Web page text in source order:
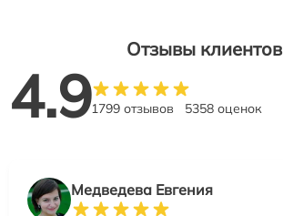
Отзывы клиентов
4.91799 отзывов 5358 оценок
Медведева Евгения